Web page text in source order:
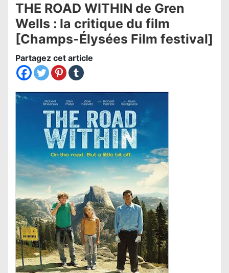
THE ROAD WITHIN de Gren
Wells : la critique du film
[Champs-Élysées Film festival]
Partagez cet article